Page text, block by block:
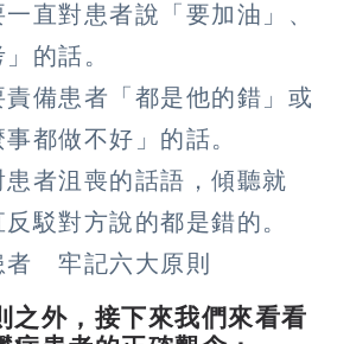
直對患者說「要加油」、
的話。
備患者「都是他的錯」或
事都做不好」的話。
者沮喪的話語，傾聽就
駁對方說的都是錯的。
者 牢記六大原則
之外，接下來我們來看看